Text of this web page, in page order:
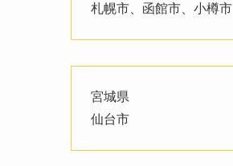
札幌市、函館市、小樽市
宮城県
仙台市